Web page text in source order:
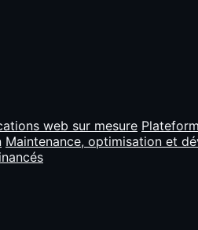
web sur mesure
Maintenance, optimisation et